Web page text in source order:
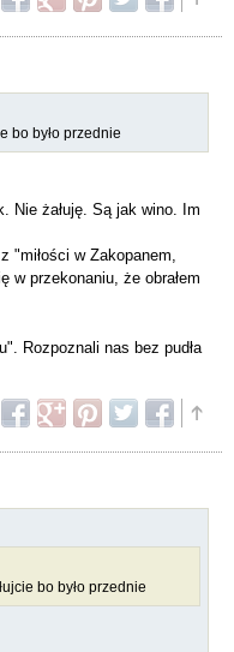
bo było przednie
Nie żałuję. Są jak wino. Im
"miłości w Zakopanem,
w przekonaniu, że obrałem
Rozpoznali nas bez pudła
bo było przednie